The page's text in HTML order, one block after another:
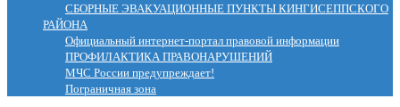
СБОРНЫЕ ЭВАКУАЦИОННЫЕ ПУНКТЫ КИНГИСЕППСКОГО
РАЙОНА
Официальный интернет-портал правовой информации
ПРОФИЛАКТИКА ПРАВОНАРУШЕНИЙ
МЧС России предупреждает!
Пограничная зона